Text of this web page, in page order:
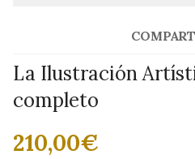
La Ilustración
completo
210,00€